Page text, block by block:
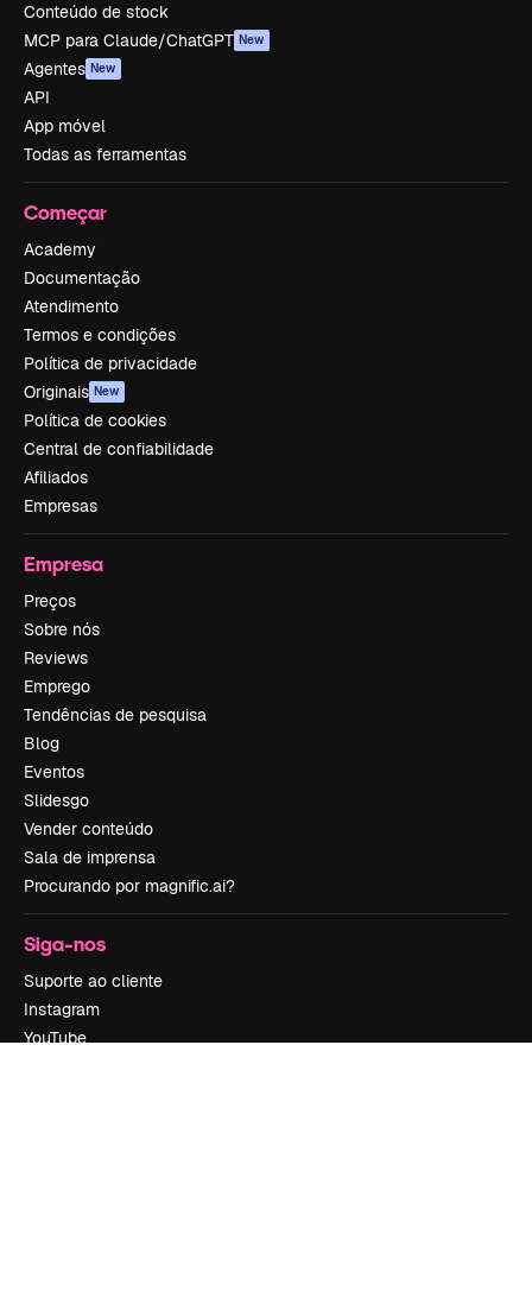
Conteúdo de stock
MCP para Claude/ChatGPT New
Agentes New
API
App móvel
Todas as ferramentas
Começar
Academy
Documentação
Atendimento
Termos e condições
Política de privacidade
Originais New
Política de cookies
Central de confiabilidade
Afiliados
Empresas
Empresa
Preços
Sobre nós
Reviews
Emprego
Tendências de pesquisa
Blog
Eventos
Slidesgo
Vender conteúdo
Sala de imprensa
Procurando por magnific.ai?
Siga-nos
Suporte ao cliente
Instagram
YouTube